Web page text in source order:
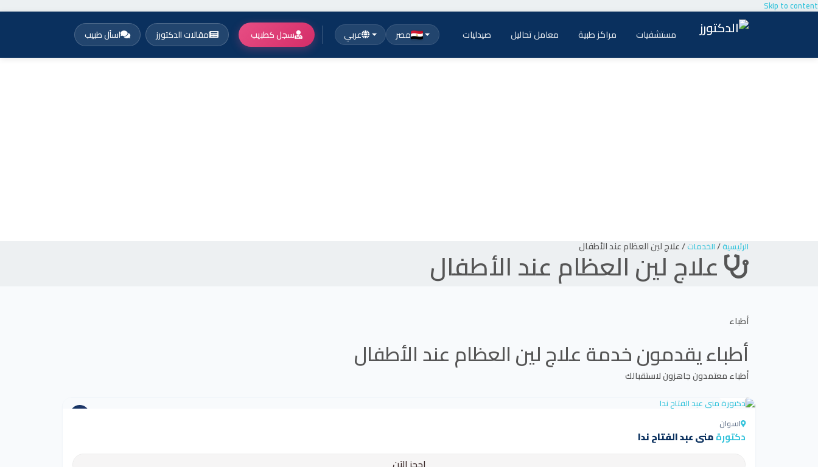
Skip to content
مستشفيات مراكز طبية معامل تحاليل صيدليات اسأل طبيب مقالات الدكتورز سجل كطبيب عربي مصر
الرئيسية/الخدمات/علاج لين العظام عند الأطفال
علاج لين العظام عند الأطفال
أطباء
أطباء يقدمون خدمةعلاج لين العظام عند الأطفال
أطباء معتمدون جاهزون لاستقبالك
اسوان
دكتورةمنى عبد الفتاح ندا